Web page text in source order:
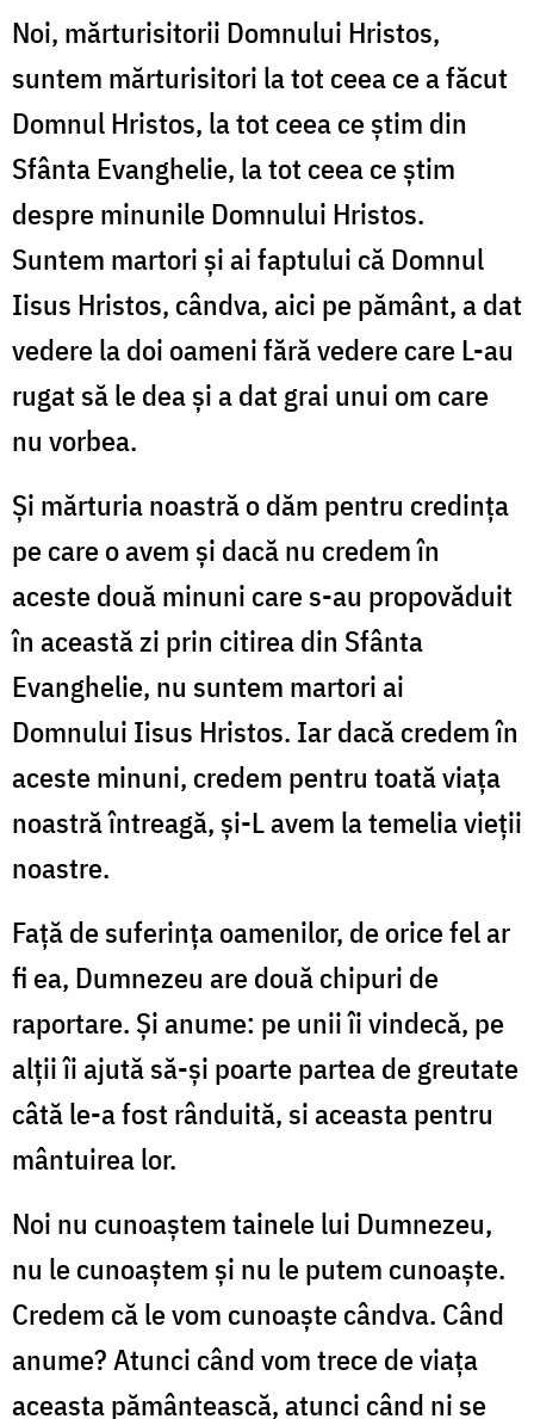
Noi, mărturisitorii Domnului Hristos,
suntem mărturisitori la tot ceea ce a făcut
Domnul Hristos, la tot ceea ce știm din
Sfânta Evanghelie, la tot ceea ce știm
despre minunile Domnului Hristos.
Suntem martori și ai faptului că Domnul
Iisus Hristos, cândva, aici pe pământ, a dat
vedere la doi oameni fără vedere care L-au
rugat să le dea și a dat grai unui om care
nu vorbea.
Și mărturia noastră o dăm pentru credința
pe care o avem și dacă nu credem în
aceste două minuni care s-au propovăduit
în această zi prin citirea din Sfânta
Evanghelie, nu suntem martori ai
Domnului Iisus Hristos. Iar dacă credem în
aceste minuni, credem pentru toată viața
noastră întreagă, și-L avem la temelia vieții
noastre.
Față de suferința oamenilor, de orice fel ar
fi ea, Dumnezeu are două chipuri de
raportare. Și anume: pe unii îi vindecă, pe
alții îi ajută să-și poarte partea de greutate
câtă le-a fost rânduită, si aceasta pentru
mântuirea lor.
Noi nu cunoaștem tainele lui Dumnezeu,
nu le cunoaștem și nu le putem cunoaște.
Credem că le vom cunoaște cândva. Când
anume? Atunci când vom trece de viața
aceasta pământească, atunci când ni se